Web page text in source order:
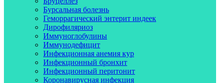
Бурсальная болезнь
Геморрагический энтерит индеек
Дирофиляриоз
Иммуноглобулины
Иммунодефицит
Инфекционная анемия кур
Инфекционный бронхит
Инфекционный перитонит
Коронавирусная инфекция